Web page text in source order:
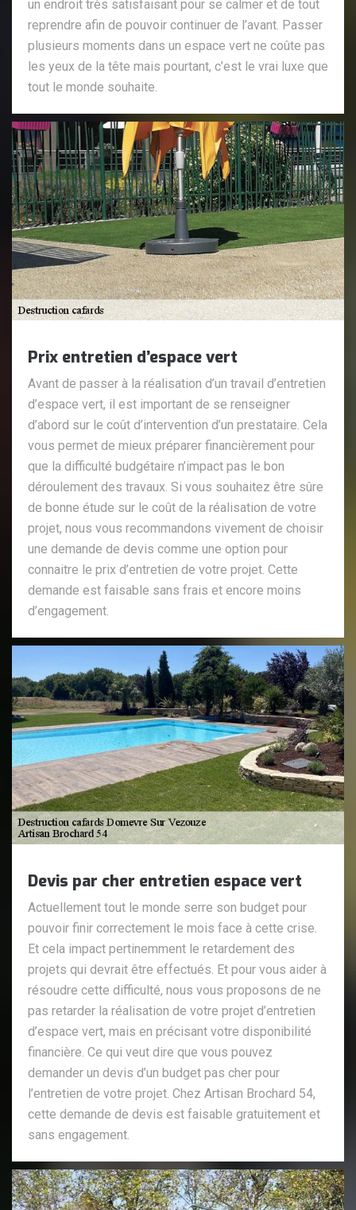
un endroit très satisfaisant pour se calmer et de tout
reprendre afin de pouvoir continuer de l’avant. Passer
plusieurs moments dans un espace vert ne coûte pas
les yeux de la tête mais pourtant, c’est le vrai luxe que
tout le monde souhaite.
Prix entretien d’espace vert
Avant de passer à la réalisation d’un travail d’entretien
d’espace vert, il est important de se renseigner
d’abord sur le coût d’intervention d’un prestataire. Cela
vous permet de mieux préparer financièrement pour
que la difficulté budgétaire n’impact pas le bon
déroulement des travaux. Si vous souhaitez être sûre
de bonne étude sur le coût de la réalisation de votre
projet, nous vous recommandons vivement de choisir
une demande de devis comme une option pour
connaitre le prix d’entretien de votre projet. Cette
demande est faisable sans frais et encore moins
d’engagement.
Devis par cher entretien espace vert
Actuellement tout le monde serre son budget pour
pouvoir finir correctement le mois face à cette crise.
Et cela impact pertinemment le retardement des
projets qui devrait être effectués. Et pour vous aider à
résoudre cette difficulté, nous vous proposons de ne
pas retarder la réalisation de votre projet d’entretien
d’espace vert, mais en précisant votre disponibilité
financière. Ce qui veut dire que vous pouvez
demander un devis d’un budget pas cher pour
l’entretien de votre projet. Chez Artisan Brochard 54,
cette demande de devis est faisable gratuitement et
sans engagement.